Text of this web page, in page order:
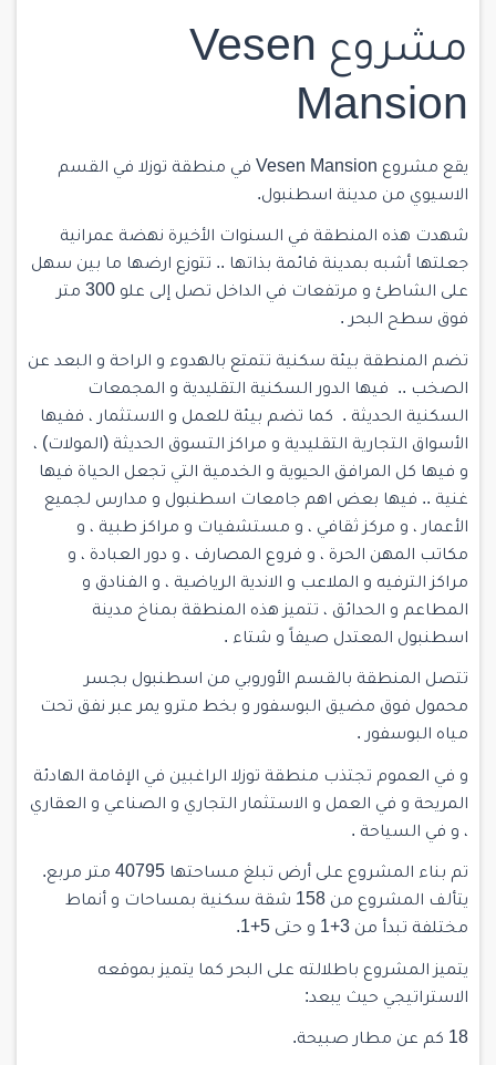
مشروع Vesen
Mansion
يقع مشروع Vesen Mansion في منطقة توزلا في القسم
الاسيوي من مدينة اسطنبول.
شهدت هذه المنطقة في السنوات الأخيرة نهضة عمرانية
جعلتها أشبه بمدينة قائمة بذاتها .. تتوزع ارضها ما بين سهل
على الشاطئ و مرتفعات في الداخل تصل إلى علو 300 متر
فوق سطح البحر .
تضم المنطقة بيئة سكنية تتمتع بالهدوء و الراحة و البعد عن
الصخب .. فيها الدور السكنية التقليدية و المجمعات
السكنية الحديثة . كما تضم بيئة للعمل و الاستثمار ، ففيها
الأسواق التجارية التقليدية و مراكز التسوق الحديثة (المولات) ،
و فيها كل المرافق الحيوية و الخدمية التي تجعل الحياة فيها
غنية .. فيها بعض اهم جامعات اسطنبول و مدارس لجميع
الأعمار ، و مركز ثقافي ، و مستشفيات و مراكز طبية ، و
مكاتب المهن الحرة ، و فروع المصارف ، و دور العبادة ، و
مراكز الترفيه و الملاعب و الاندية الرياضية ، و الفنادق و
المطاعم و الحدائق ، تتميز هذه المنطقة بمناخ مدينة
اسطنبول المعتدل صيفاً و شتاء .
تتصل المنطقة بالقسم الأوروبي من اسطنبول بجسر
محمول فوق مضيق البوسفور و بخط مترو يمر عبر نفق تحت
مياه البوسفور .
و في العموم تجتذب منطقة توزلا الراغبين في الإقامة الهادئة
المريحة و في العمل و الاستثمار التجاري و الصناعي و العقاري
، و في السياحة .
تم بناء المشروع على أرض تبلغ مساحتها 40795 متر مربع.
يتألف المشروع من 158 شقة سكنية بمساحات و أنماط
مختلفة تبدأ من 3+1 و حتى 5+1.
يتميز المشروع باطلالته على البحر كما يتميز بموقعه
الاستراتيجي حيث يبعد:
18 كم عن مطار صبيحة.